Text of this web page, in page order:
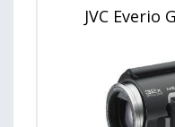
JVC Everio